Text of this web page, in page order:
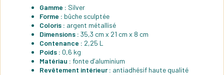
Gamme : Silver
Forme : bûche sculptée
Coloris : argent métallisé
Dimensions : 35,3 cm x 21 cm x 8 cm
Contenance : 2,25 L
Poids : 0,6 kg
Matériau : fonte d’aluminium
Revêtement intérieur : antiadhésif haute qualité